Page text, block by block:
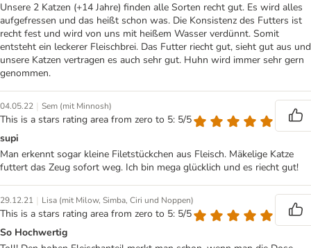
Unsere 2 Katzen (+14 Jahre) finden alle Sorten recht gut. Es wird alles
aufgefressen und das heißt schon was. Die Konsistenz des Futters ist
recht fest und wird von uns mit heißem Wasser verdünnt. Somit
entsteht ein leckerer Fleischbrei. Das Futter riecht gut, sieht gut aus und
unsere Katzen vertragen es auch sehr gut. Huhn wird immer sehr gern
genommen.
04.05.22 | Sem (mit Minnosh)
This is a stars rating area from zero to 5: 5/5
supi
Man erkennt sogar kleine Filetstückchen aus Fleisch. Mäkelige Katze
futtert das Zeug sofort weg. Ich bin mega glücklich und es riecht gut!
29.12.21 | Lisa (mit Milow, Simba, Ciri und Noppen)
This is a stars rating area from zero to 5: 5/5
So Hochwertig